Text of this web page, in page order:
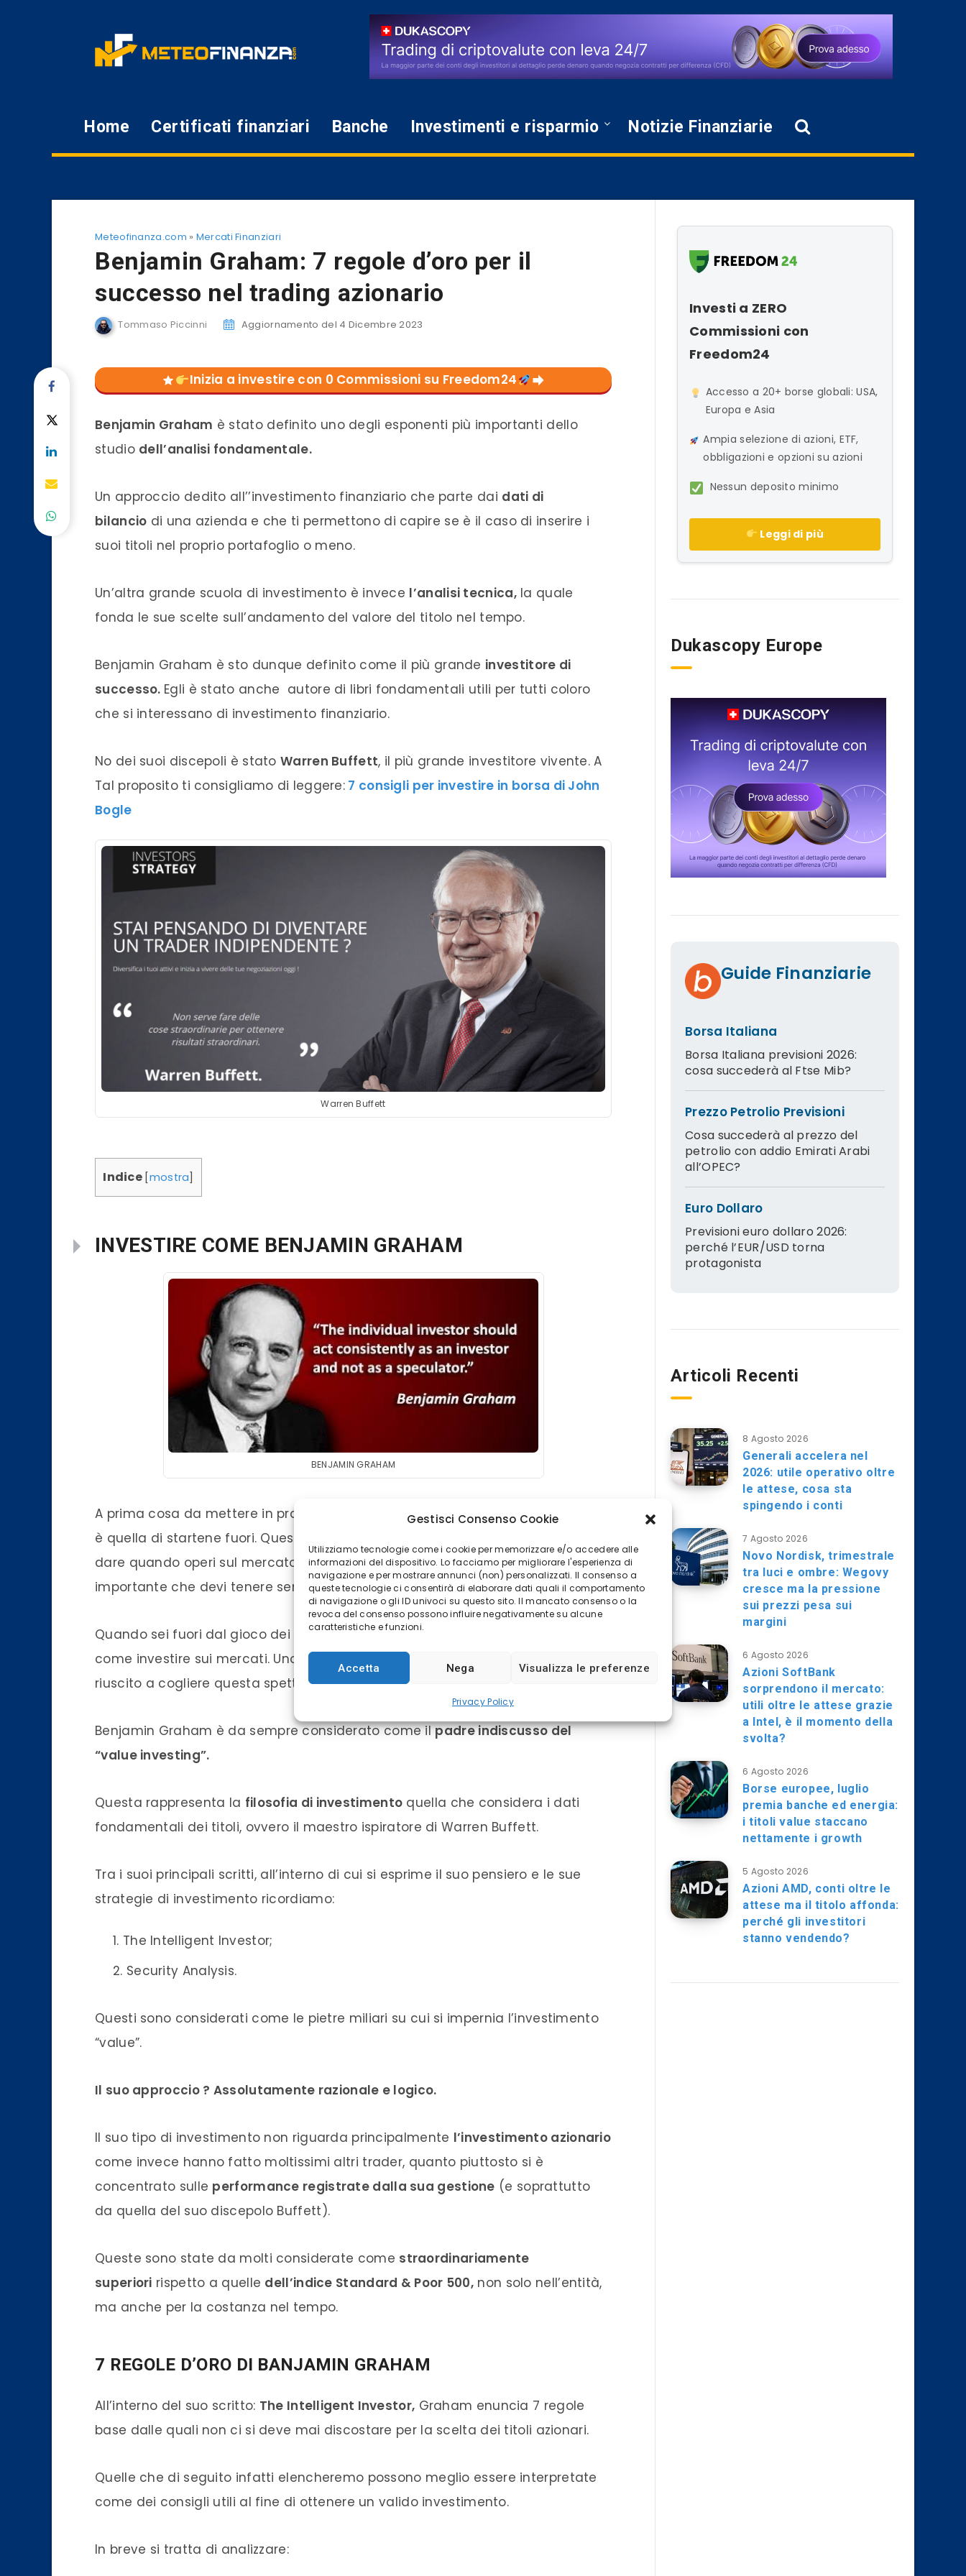
Gestisci Consenso Cookie
Utilizziamo tecnologie come i cookie per memorizzare e/o accedere alle
informazioni del dispositivo. Lo facciamo per migliorare l'esperienza di
navigazione e per mostrare annunci (non) personalizzati. Il consenso a
queste tecnologie ci consentirà di elaborare dati quali il comportamento
di navigazione o gli ID univoci su questo sito. Il mancato consenso o la
revoca del consenso possono influire negativamente su alcune
caratteristiche e funzioni.
Accetta Nega Visualizza le preferenze
Privacy Policy
Home Certificati finanziari Banche Investimenti e risparmio Notizie Finanziarie
Meteofinanza.com » Mercati Finanziari
Benjamin Graham: 7 regole d’oro per il
successo nel trading azionario
Tommaso Piccinni Aggiornamento del 4 Dicembre 2023
Inizia a investire con 0 Commissioni su Freedom24
Benjamin Graham è stato definito uno degli esponenti più importanti dello
studio dell’analisi fondamentale.
Un approccio dedito all’’investimento finanziario che parte dai dati di
bilancio di una azienda e che ti permettono di capire se è il caso di inserire i
suoi titoli nel proprio portafoglio o meno.
Un’altra grande scuola di investimento è invece l’analisi tecnica,la quale
fonda le sue scelte sull’andamento del valore del titolo nel tempo.
Benjamin Graham è sto dunque definito come il più grande investitore di
successo. Egli è stato anche autore di libri fondamentali utili per tutti coloro
che si interessano di investimento finanziario.
No dei suoi discepoli è stato Warren Buffett, il più grande investitore vivente. A
Tal proposito ti consigliamo di leggere: 7 consigli per investire in borsa di John
Bogle
Warren Buffett
Indice [mostra]
INVESTIRE COME BENJAMIN GRAHAM
BENJAMIN GRAHAM
A prima cosa da mettere in pratica quando non si sicuro del tuo investimento
è quella di startene fuori. Questo è uno dei consigli più saggi che ti possiamo
dare quando operi sul mercato azionario. Vi è anche un altro concetto molto
importante che devi tenere sempre in considerazione.
Quando sei fuori dal gioco dei mercati finanziari, è molto più facile capire
come investire sui mercati. Uno tra i maggiori esponenti che prima di tutti iè
riuscito a cogliere questa spetto è statoBenjamin Graham
Benjamin Graham è da sempre considerato come ilpadre indiscusso del
“value investing”.
Questa rappresenta la filosofia di investimento quella che considera i dati
fondamentali dei titoli, ovvero il maestro ispiratore di Warren Buffett.
Tra i suoi principali scritti, all’interno di cui si esprime il suo pensiero e le sue
strategie di investimento ricordiamo:
The Intelligent Investor;
Security Analysis.
Questi sono considerati come le pietre miliari su cui si impernia l’investimento
“value”.
Il suo approccio ? Assolutamente razionale e logico.
Il suo tipo di investimento non riguarda principalmente l’investimento azionario
come invece hanno fatto moltissimi altri trader, quanto piuttosto si è
concentrato sulle performance registrate dalla sua gestione (e soprattutto
da quella del suo discepolo Buffett).
Queste sono state da molti considerate come straordinariamente
superiori rispetto a quelle dell’indice Standard & Poor 500, non solo nell’entità,
ma anche per la costanza nel tempo.
7 REGOLE D’ORO DI BANJAMIN GRAHAM
All’interno del suo scritto: The Intelligent Investor, Graham enuncia 7 regole
base dalle quali non ci si deve mai discostare per la scelta dei titoli azionari.
Quelle che di seguito infatti elencheremo possono meglio essere interpretate
come dei consigli utili al fine di ottenere un valido investimento.
In breve si tratta di analizzare:
Investi a ZERO
Commissioni con
Freedom24
Accesso a 20+ borse globali: USA,
Europa e Asia
Ampia selezione di azioni, ETF,
obbligazioni e opzioni su azioni
Nessun deposito minimo
Leggi di più
Dukascopy Europe
Guide Finanziarie
Borsa Italiana
Borsa Italiana previsioni 2026:
cosa succederà al Ftse Mib?
Prezzo Petrolio Previsioni
Cosa succederà al prezzo del
petrolio con addio Emirati Arabi
all’OPEC?
Euro Dollaro
Previsioni euro dollaro 2026:
perché l’EUR/USD torna
protagonista
Articoli Recenti
8 Agosto 2026
Generali accelera nel
2026: utile operativo oltre
le attese, cosa sta
spingendo i conti
7 Agosto 2026
Novo Nordisk, trimestrale
tra luci e ombre: Wegovy
cresce ma la pressione
sui prezzi pesa sui
margini
6 Agosto 2026
Azioni SoftBank
sorprendono il mercato:
utili oltre le attese grazie
a Intel, è il momento della
svolta?
6 Agosto 2026
Borse europee, luglio
premia banche ed energia:
i titoli value staccano
nettamente i growth
5 Agosto 2026
Azioni AMD, conti oltre le
attese ma il titolo affonda:
perché gli investitori
stanno vendendo?